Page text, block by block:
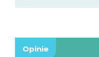
Opinie